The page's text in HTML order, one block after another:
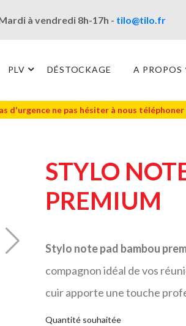
à vendredi 8h-17h - tilo@tilo.fr
PLV DÉSTOCKAGE A PROPOS
d'urgence ne pas hésiter à nous téléphoner
STYLO
PREMIUM
Stylo note pad bambou
compagnon idéal de vos
cuir apporte une touche
Quantité souhaitée